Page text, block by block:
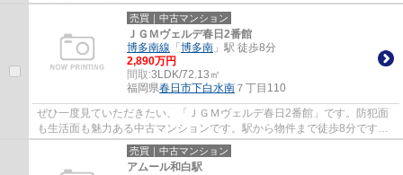
来客応対にも安心です。131.15㎡(公簿)の面...
売買｜中古マンション
ＪＧＭヴェルデ春日2番館
博多南線 「 博多南 」駅 徒歩8分
2,890万円
間取:3LDK/72.13㎡
福岡県春日市下白水南 ７丁目110
ぜひ一度見ていただきたい、「ＪＧＭヴェルデ春日2番館」です。防犯面
も生活面も魅力ある中古マンションです。駅から物件まで徒歩8分です。
お体が不自由な方でも、エレベーター付きの...
売買｜中古マンション
アムール和白駅